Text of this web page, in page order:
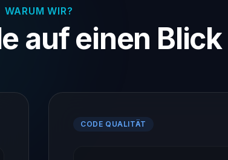
WARUM WIR?
auf einen Blick
CODE QUALITÄT